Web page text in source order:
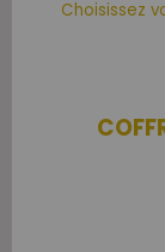
Choisissez